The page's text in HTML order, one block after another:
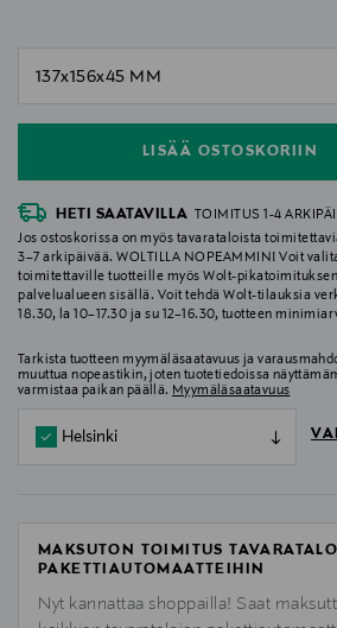
LISÄÄ OSTOSKORIIN
HETI SAATAVILLA
TOIMITUS 1-4
Jos ostoskorissa on myös tavarataloista
3–7 arkipäivää. WOLTILLA NOPEAMMIN! Voit
toimitettaville tuotteille myös Wolt-
palvelualueen sisällä. Voit tehdä Wolt-tilauksia
18.30, la 10–17.30 ja su 12–16.30, tuotteen
Tarkista tuotteen myymäläsaatavuus ja
muuttua nopeastikin, joten tuotetiedoissa
varmistaa paikan päällä. Myymäläsaatavuus
Helsinki
MAKSUTON TOIMITUS
PAKETTIAUTOMAATTEIHIN
Nyt kannattaa shoppailla! Saat